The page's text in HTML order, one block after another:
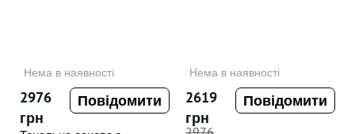
Нема в наявності
2976
грн
Повідомити
Нема в наявності
2619
грн
Повідомити